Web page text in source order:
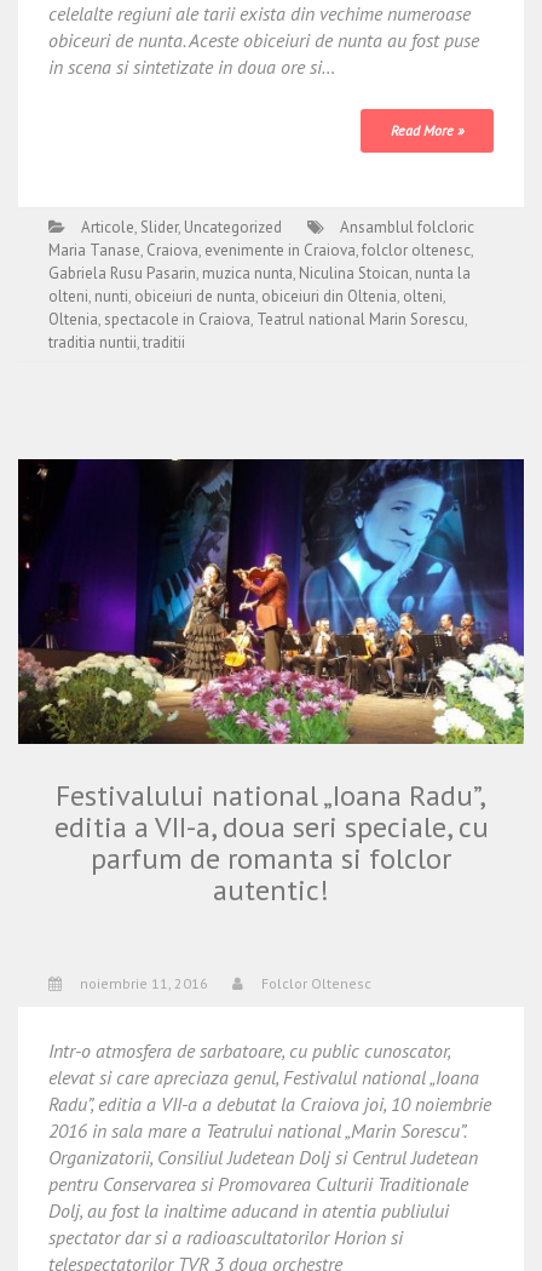
celelalte regiuni ale tarii exista din vechime numeroase
obiceuri de nunta. Aceste obiceiuri de nunta au fost puse
in scena si sintetizate in doua ore si…
Read More »
Articole, Slider, Uncategorized
Ansamblul folcloric
Maria Tanase, Craiova, evenimente in Craiova,folclor oltenesc,
Gabriela Rusu Pasarin, muzica nunta, Niculina Stoican, nunta la
olteni, nunti, obiceiuri de nunta, obiceiuri din Oltenia, olteni,
Oltenia, spectacole in Craiova, Teatrul national Marin Sorescu,
traditia nuntii,traditii
Festivalului national „Ioana Radu”,
editia a VII-a, doua seri speciale, cu
parfum de romanta si folclor
autentic!
noiembrie 11, 2016 Folclor Oltenesc
Intr-o atmosfera de sarbatoare, cu public cunoscator,
elevat si care apreciaza genul, Festivalul national „Ioana
Radu”, editia a VII-a a debutat la Craiova joi, 10 noiembrie
2016 in sala mare a Teatrului national „Marin Sorescu”.
Organizatorii, Consiliul Judetean Dolj si Centrul Judetean
pentru Conservarea si Promovarea Culturii Traditionale
Dolj, au fost la inaltime aducand in atentia publiului
spectator dar si a radioascultatorilor Horion si
telespectatorilor TVR 3 doua orchestre